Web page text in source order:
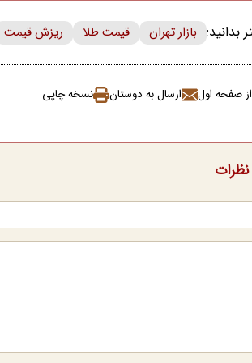
بدانید: بازار تهران قیمت طلا ریزش قیمت
از صفحه اول ارسال به دوستان نسخه چاپی